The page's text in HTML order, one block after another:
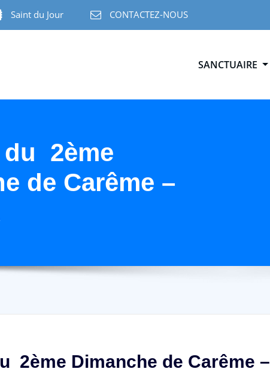
Saint du Jour CONTACTEZ-NOUS
SANCTUAIRE
du 2ème
de Carême –
2ème Dimanche de Carême –